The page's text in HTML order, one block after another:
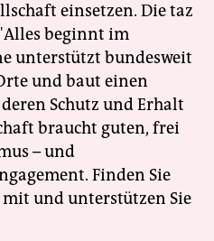
einsetzen. Die taz
beginnt im
unterstützt bundesweit
und baut einen
Schutz und Erhalt
braucht guten, frei
– und
Finden Sie
mit und unterstützen Sie